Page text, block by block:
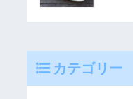
カテゴリー